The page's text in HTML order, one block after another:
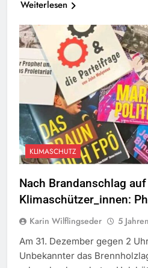
Weiterlesen
KLIMASCHUTZ
Nach Brandanschlag auf
Klimaschützer_innen:
Karin Wilflingseder 5 Jahren
Am 31. Dezember gegen 2
Unbekannter das